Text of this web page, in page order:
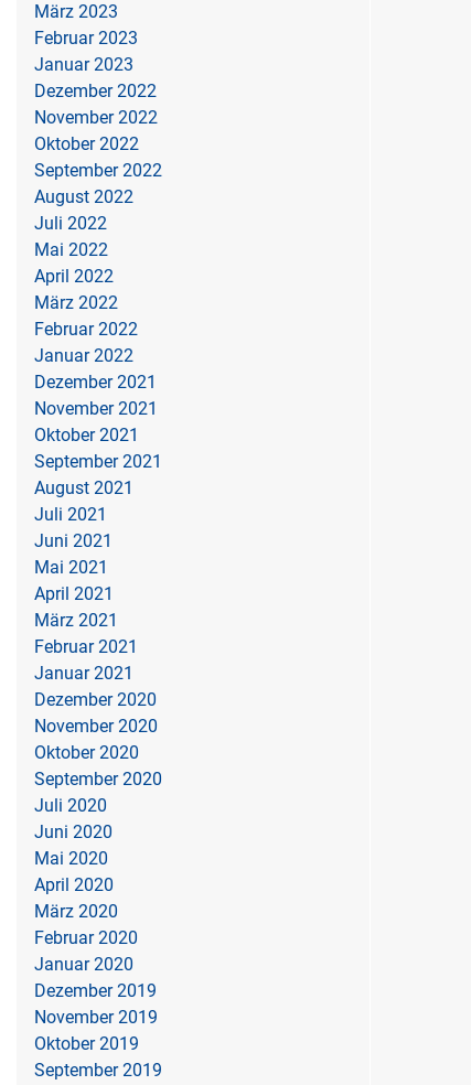
März 2023
Februar 2023
Januar 2023
Dezember 2022
November 2022
Oktober 2022
September 2022
August 2022
Juli 2022
Mai 2022
April 2022
März 2022
Februar 2022
Januar 2022
Dezember 2021
November 2021
Oktober 2021
September 2021
August 2021
Juli 2021
Juni 2021
Mai 2021
April 2021
März 2021
Februar 2021
Januar 2021
Dezember 2020
November 2020
Oktober 2020
September 2020
Juli 2020
Juni 2020
Mai 2020
April 2020
März 2020
Februar 2020
Januar 2020
Dezember 2019
November 2019
Oktober 2019
September 2019